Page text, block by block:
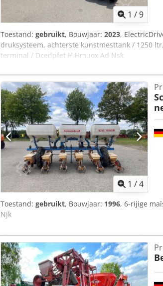
1 /9
Toestand: gebruikt, Bouwjaar: 2023,
druksysteem, achterste kunstmesttank / 1250
terminal / Dcedpfet H Hmuox Ad Nsk
1 /4
Toestand: gebruikt, Bouwjaar: 1996, 6-rijige
Njk